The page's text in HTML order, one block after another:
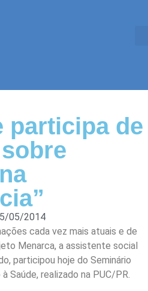
participa de
05/2014
cada vez mais atuais e de
Menarca, a assistente social
participou hoje do Seminário
Saúde, realizado na PUC/PR.